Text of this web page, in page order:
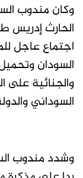
وكان مندوب
الحارث إدريس
اجتماع عاجل
السودان وتحميل
والجنائية على
السوداني
وشدد مندوب